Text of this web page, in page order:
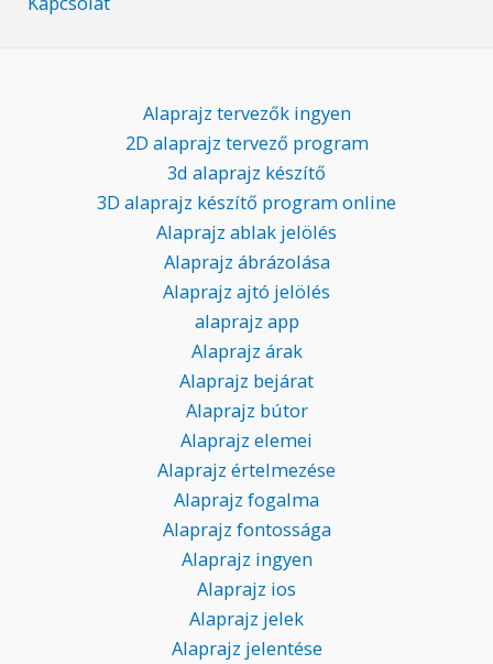
Alaprajz tervezők ingyen
2D alaprajz tervező program
3d alaprajz készítő
3D alaprajz készítő program online
Alaprajz ablak jelölés
Alaprajz ábrázolása
Alaprajz ajtó jelölés
alaprajz app
Alaprajz árak
Alaprajz bejárat
Alaprajz bútor
Alaprajz elemei
Alaprajz értelmezése
Alaprajz fogalma
Alaprajz fontossága
Alaprajz ingyen
Alaprajz ios
Alaprajz jelek
Alaprajz jelentése